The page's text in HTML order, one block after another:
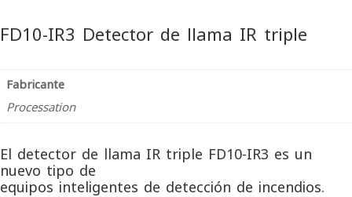
FD10-IR3 Detector de llama IR triple
Fabricante
Processation
El detector de llama IR triple FD10-IR3 es un
nuevo tipo de
equipos inteligentes de detección de incendios.